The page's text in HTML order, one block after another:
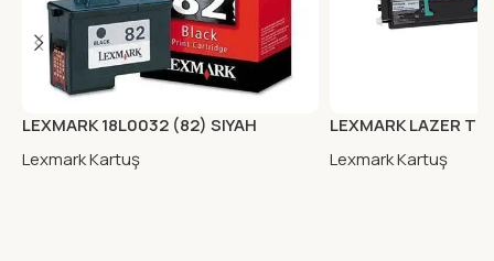
LEXMARK 18L0032 (82) SIYAH
Lexmark Kartuş
LEXMARK LAZER
Lexmark Kartuş